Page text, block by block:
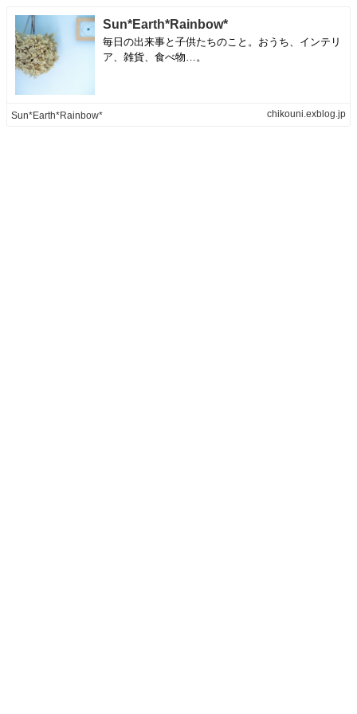
Sun*Earth*Rainbow*
毎日の出来事と子供たちのこと。おうち、インテリ
ア、雑貨、食べ物…。
Sun*Earth*Rainbow* chikouni.exblog.jp